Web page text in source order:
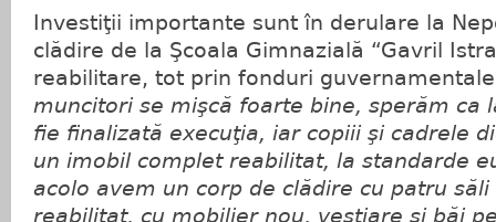
Investiţii importante sunt în derulare la
clădire de la Şcoala Gimnazială “Gavril
reabilitare, tot prin fonduri
muncitori se mişcă foarte bine, sperăm ca
fie finalizată execuţia, iar copiii şi cadrele
un imobil complet reabilitat, la standarde
acolo avem un corp de clădire cu patru
reabilitat, cu mobilier nou, vestiare şi băi